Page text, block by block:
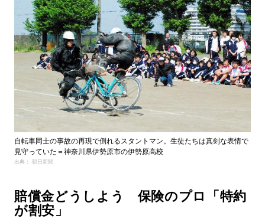
自転車同士の事故の再現で倒れるスタントマン。生徒たちは真剣な表情で
見守っていた＝神奈川県伊勢原市の伊勢原高校
出典： 朝日新聞
賠償金どうしよう 保険のプロ「特約
が割安」